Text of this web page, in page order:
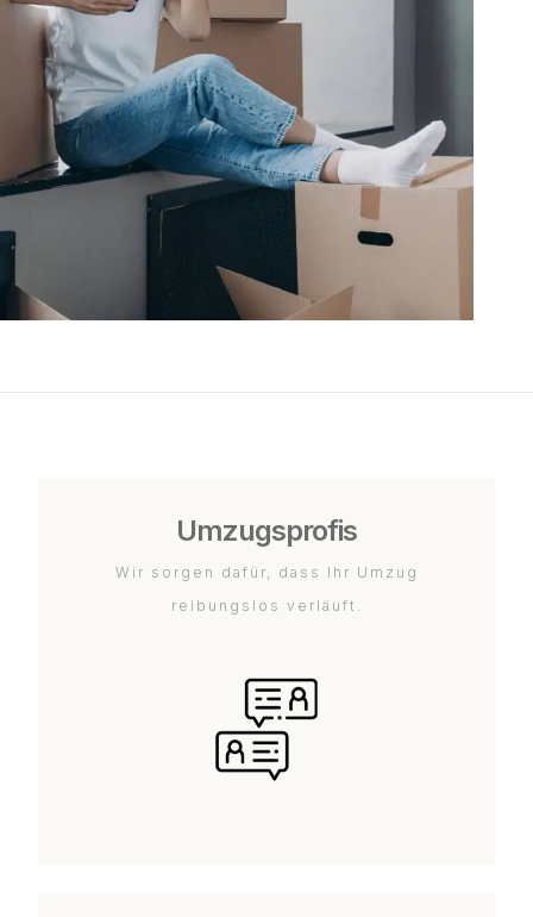
Umzugsprofis
Wir sorgen dafür, dass Ihr Umzug
reibungslos verläuft.